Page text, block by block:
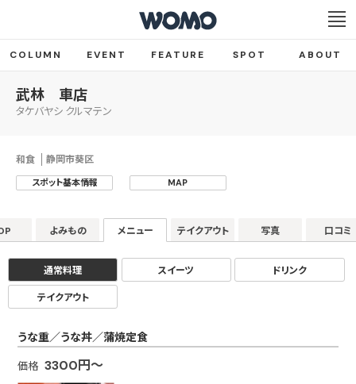
COLUMN EVENT FEATURE SPOT ABOUT
武林 車店
タケバヤシ クルマテン
和食 静岡市葵区
スポット基本情報 MAP
よみもの メニュー テイクアウト 写真 口コミ
通常料理 スイーツ ドリンク
テイクアウト
うな重／うな丼／蒲焼定食
価格 3300円～